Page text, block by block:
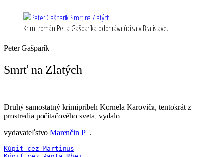
Krimi román Petra Gašparíka odohrávajúci sa v Bratislave.
Peter Gašparík
Smrť na Zlatých
Druhý samostatný krimipríbeh Kornela Karoviča, tentokrát z
prostredia počítačového sveta, vydalo
vydavateľstvo Marenčin PT.
Kúpiť cez Martinus